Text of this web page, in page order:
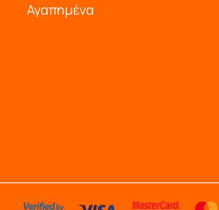
Αγαπημένα